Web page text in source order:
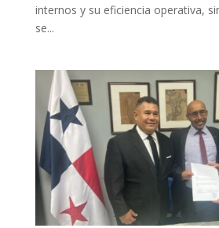
internos y su eficiencia operativa,
se...